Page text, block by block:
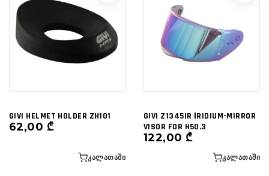
GIVI HELMET HOLDER ZH101
62,00 ₾
ᲙᲐᲚᲐᲗᲐᲨᲘ
GIVI Z1345IR ΙRIDIUM-MIRROR
VISOR FOR H50.3
122,00 ₾
ᲙᲐᲚᲐᲗᲐᲨᲘ